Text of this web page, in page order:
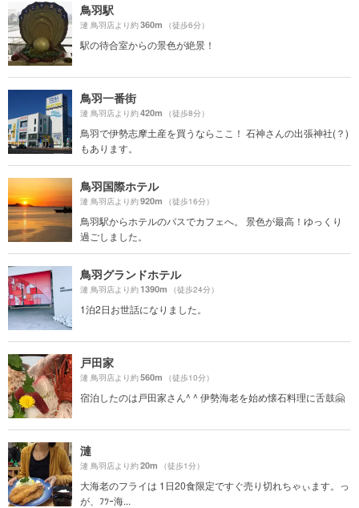
鳥羽駅
漣 鳥羽店より約360m （徒歩6分）
駅の待合室からの景色が絶景！
鳥羽一番街
漣 鳥羽店より約420m （徒歩8分）
鳥羽で伊勢志摩土産を買うならここ！ 石神さんの出張神社(？)
もあります。
鳥羽国際ホテル
漣 鳥羽店より約920m （徒歩16分）
鳥羽駅からホテルのバスでカフェへ。 景色が最高！ゆっくり
過ごしました。
鳥羽グランドホテル
漣 鳥羽店より約1390m （徒歩24分）
1泊2日お世話になりました。
戸田家
漣 鳥羽店より約560m （徒歩10分）
宿泊したのは戸田家さん^ ^ 伊勢海老を始め懐石料理に舌鼓🤗
漣
漣 鳥羽店より約20m （徒歩1分）
大海老のフライは 1日20食限定ですぐ売り切れちゃぃます。っ
が、ﾌﾂｰ海...